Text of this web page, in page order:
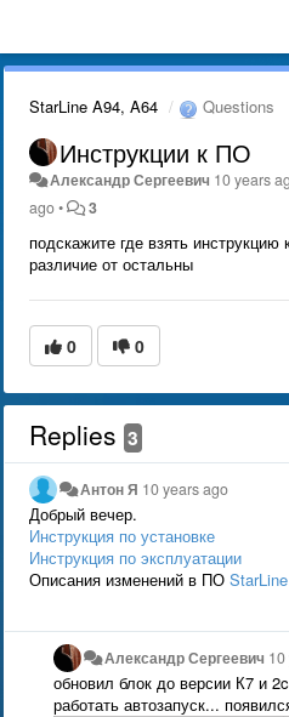
StarLine A94, A64 Questions
Инструкции к ПО
Александр Сергеевич 10 years
ago• 3
подскажите где взять
различие от остальны
0 0
Replies 3
Антон Я 10 years ago
Добрый вечер.
Инструкция по установке
Инструкция по эксплуатации
Описания изменений в ПО
Александр Сергеевич
обновил блок до версии К7 и
работать автозапуск...